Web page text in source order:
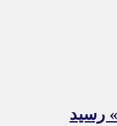
رسید